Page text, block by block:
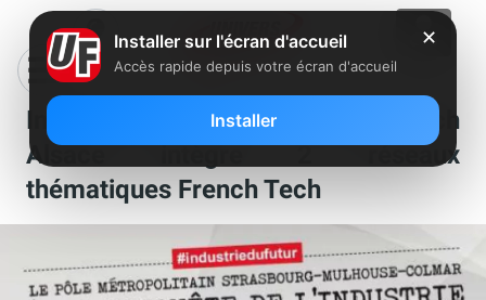
Industrie du futur : la French Tech
Alsace intègre 2 réseaux
thématiques French Tech
✕
Installer sur l'écran d'accueil
Accès rapide depuis votre écran d'accueil
Installer